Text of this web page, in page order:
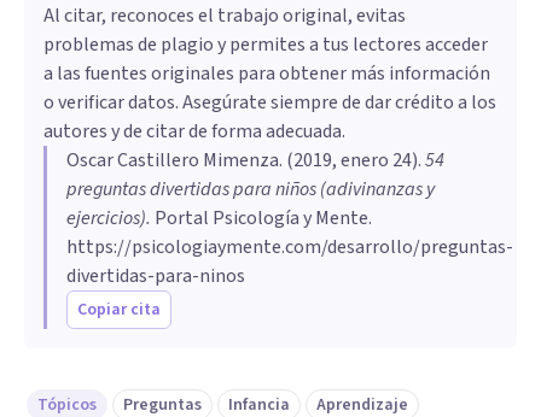
Al citar, reconoces el trabajo original, evitas
problemas de plagio y permites a tus lectores acceder
a las fuentes originales para obtener más información
o verificar datos. Asegúrate siempre de dar crédito a los
autores y de citar de forma adecuada.
Oscar Castillero Mimenza. (2019, enero 24).54
preguntas divertidas para niños (adivinanzas y
ejercicios). Portal Psicología y Mente.
https://psicologiaymente.com/desarrollo/preguntas-
divertidas-para-ninos
Copiar cita
Tópicos Preguntas Infancia Aprendizaje